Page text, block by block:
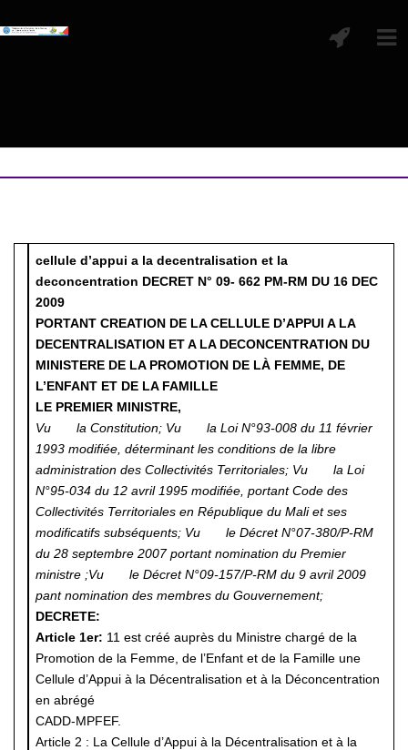
cellule d’appui a la decentralisation et la
deconcentration DECRET N° 09- 662 PM-RM DU 16 DEC
2009
PORTANT CREATION DE LA CELLULE D’APPUI A LA
DECENTRALISATION ET A LA DECONCENTRATION DU
MINISTERE DE LA PROMOTION DE LÀ FEMME, DE
L’ENFANT ET DE LA FAMILLE
LE PREMIER MINISTRE,
Vu la Constitution; Vu la Loi N°93-008 du 11 février
1993 modifiée, déterminant les conditions de la libre
administration des Collectivités Territoriales; Vu la Loi
N°95-034 du 12 avril 1995 modifiée, portant Code des
Collectivités Territoriales en République du Mali et ses
modificatifs subséquents; Vu le Décret N°07-380/P-RM
du 28 septembre 2007 portant nomination du Premier
ministre ;Vu le Décret N°09-157/P-RM du 9 avril 2009
pant nomination des membres du Gouvernement;
DECRETE:
Article 1er: 11 est créé auprès du Ministre chargé de la
Promotion de la Femme, de l’Enfant et de la Famille une
Cellule d’Appui à la Décentralisation et à la Déconcentration
en abrégé
CADD-MPFEF.
Article 2 : La Cellule d’Appui à la Décentralisation et à la